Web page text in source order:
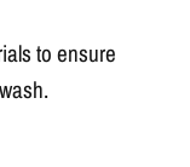
to ensure